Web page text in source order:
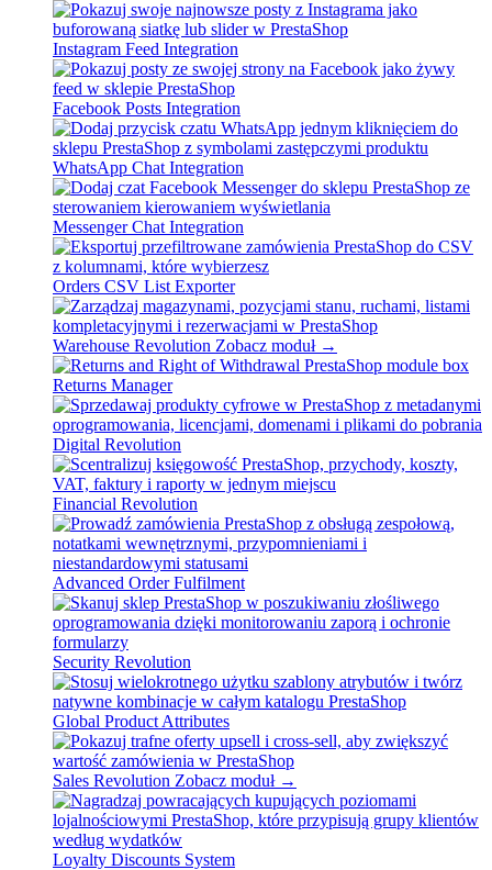
Instagram Feed Integration
Facebook Posts Integration
WhatsApp Chat Integration
Messenger Chat Integration
Orders CSV List Exporter
Warehouse Revolution Zobacz moduł →
Returns Manager
Digital Revolution
Financial Revolution
Advanced Order Fulfilment
Security Revolution
Global Product Attributes
Sales Revolution Zobacz moduł →
Loyalty Discounts System